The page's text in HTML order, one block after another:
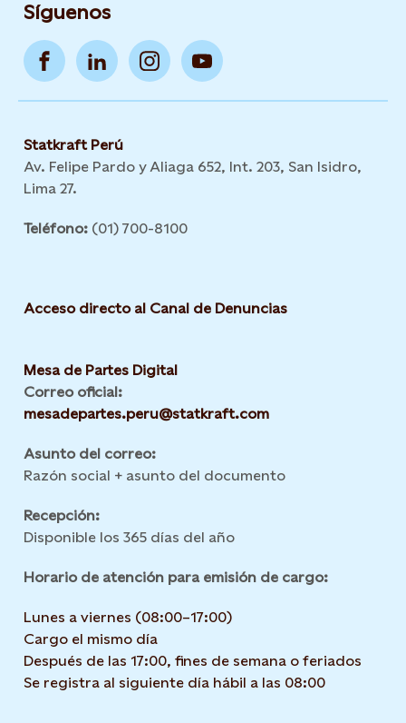
Síguenos
Statkraft Perú
Av. Felipe Pardo y Aliaga 652, Int. 203, San Isidro,
Lima 27.
Teléfono: (01) 700-8100
Acceso directo al Canal de Denuncias
Mesa de Partes Digital
Correo oficial:
mesadepartes.peru@statkraft.com
Asunto del correo:
Razón social + asunto del documento
Recepción:
Disponible los 365 días del año
Horario de atención para emisión de cargo:
Lunes a viernes (08:00–17:00)
Cargo el mismo día
Después de las 17:00, fines de semana o feriados
Se registra al siguiente día hábil a las 08:00